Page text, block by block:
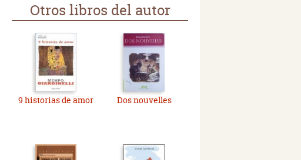
Otros libros del autor
9 historias de amor Dos nouvelles